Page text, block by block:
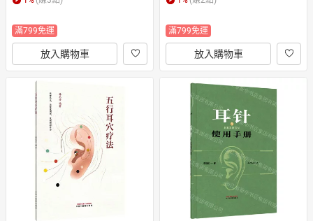
滿799免運
放入購物車
滿799免運
放入購物車